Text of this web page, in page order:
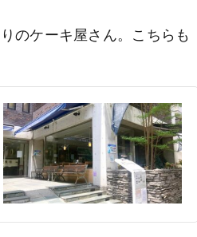
のケーキ屋さん。こちらも